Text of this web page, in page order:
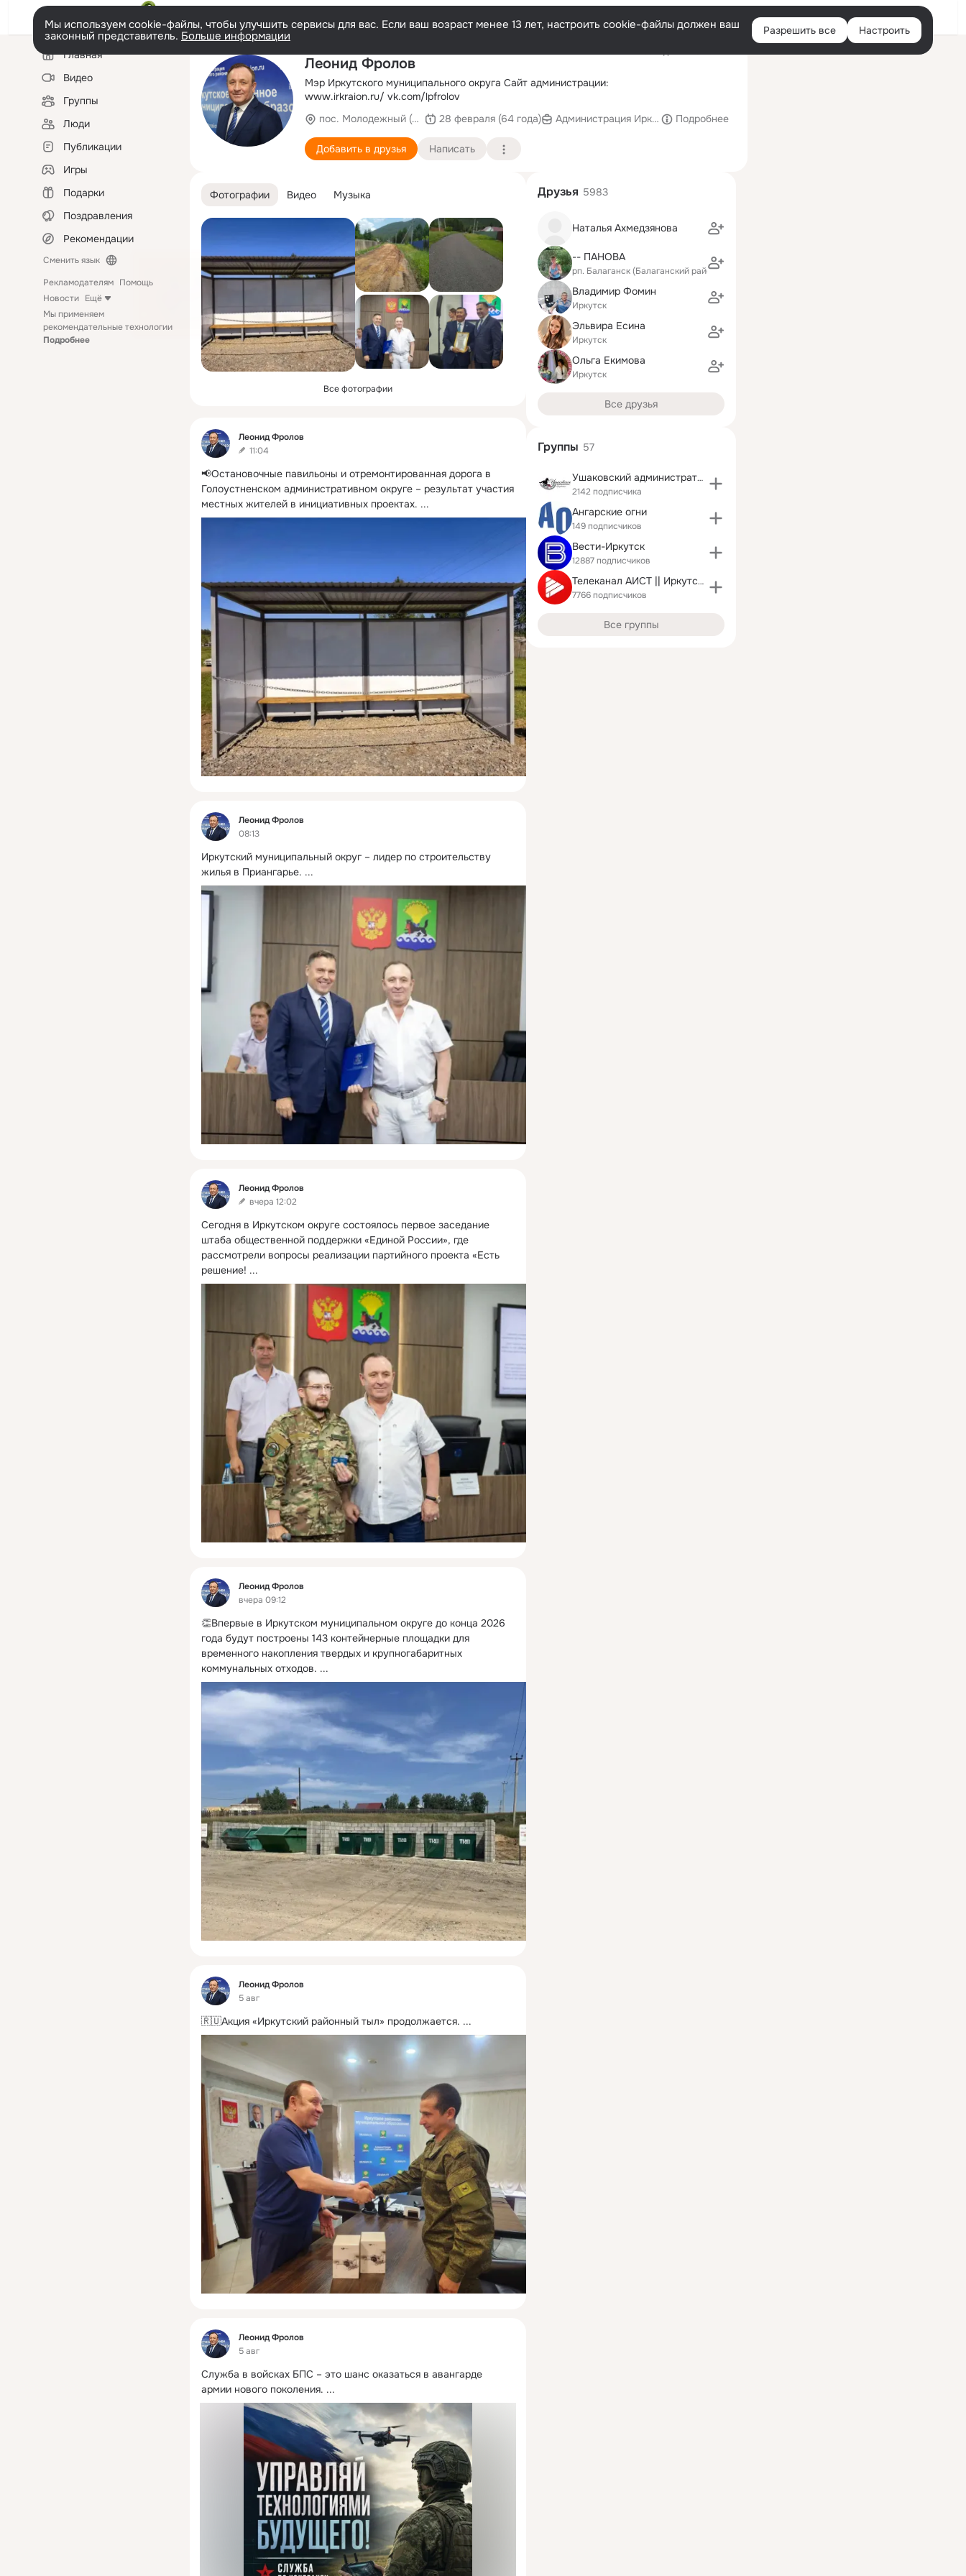
Войти
Мы используем cookie-файлы, чтобы улучшить сервисы для вас. Если ваш возраст менее 13 лет, настроить cookie-файлы должен ваш
законный представитель. Больше информации Разрешить все Настроить
Левая
колонкаГлавная
Видео
Группы
Люди
Публикации
Игры
Подарки
Поздравления
Рекомендации
Сменить язык
Рекламодателям Помощь
Новости Ещё
Мы применяем
рекомендательные технологии
Подробнее
Леонид Фролов
Мэр Иркутского муниципального округа Сайт администрации:
www.irkraion.ru/ vk.com/lpfrolov
пос. Молодежный (Иркутский район)
28 февраля (64 года) Администрация Иркутского района
Подробнее
Добавить в друзья Написать
Фотографии Видео Музыка
Все фотографии
Фид
Леонид Фролов
11:04
📢Остановочные павильоны и отремонтированная дорога в
Голоустненском административном округе – результат участия
местных жителей в инициативных проектах. ...
Фид
Леонид Фролов
08:13
Иркутский муниципальный округ – лидер по строительству
жилья в Приангарье. ...
Фид
Леонид Фролов
вчера 12:02
Сегодня в Иркутском округе состоялось первое заседание
штаба общественной поддержки «Единой России», где
рассмотрели вопросы реализации партийного проекта «Есть
решение! ...
Фид
Леонид Фролов
вчера 09:12
👏Впервые в Иркутском муниципальном округе до конца 2026
года будут построены 143 контейнерные площадки для
временного накопления твердых и крупногабаритных
коммунальных отходов. ...
Фид
Леонид Фролов
5 авг
🇷🇺Акция «Иркутский районный тыл» продолжается. ...
Фид
Леонид Фролов
5 авг
Служба в войсках БПС – это шанс оказаться в авангарде
армии нового поколения. ...
Друзья 5983
Наталья Ахмедзянова
-- ПАНОВА
рп. Балаганск (Балаганский район)
Владимир Фомин
Иркутск
Эльвира Есина
Иркутск
Ольга Екимова
Иркутск
Все друзья
Группы 57
Ушаковский административный округ
2142 подписчика
Ангарские огни
149 подписчиков
Вести-Иркутск
12887 подписчиков
Телеканал АИСТ || Иркутск и Иркутская область
7766 подписчиков
Все группы